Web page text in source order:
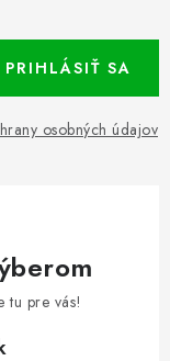
osobných údajov
PRIHLÁSIŤ SA
tu pre vás!